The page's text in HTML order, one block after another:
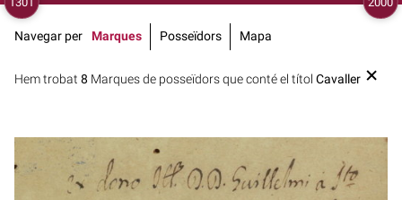
Hem trobat 8 Marques de posseïdors que conté el títol Cavaller
Navegar per Marques Posseïdors Mapa